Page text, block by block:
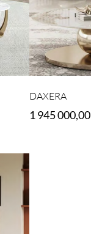
DAXERA
1 945 000,00